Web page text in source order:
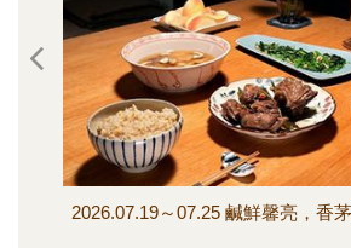
2026.07.19～07.25 鹹鮮馨亮，香